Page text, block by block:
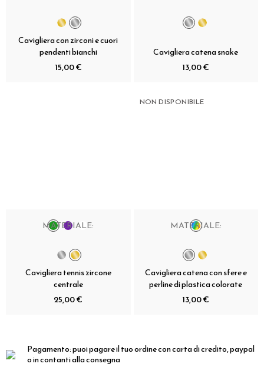
Cavigliera con zirconi e cuori
pendenti bianchi
15,00 €
Cavigliera catena snake
13,00 €
MATERIALE:
Cavigliera tennis zircone
centrale
25,00 €
NON DISPONIBILE
MATERIALE:
Cavigliera catena con sfere e
perline di plastica colorate
13,00 €
Pagamento:puoi pagare il tuo ordine con carta di credito, paypal
o in contanti alla consegna